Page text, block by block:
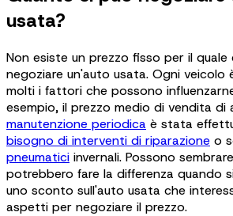
usata?
Non esiste un prezzo fisso per il quale
negoziare un'auto usata. Ogni veicolo
molti i fattori che possono
esempio, il prezzo medio di vendita di
manutenzione periodica è stata
bisogno di interventi di riparazione o
pneumatici invernali. Possono
potrebbero fare la differenza quando
uno sconto sull'auto usata che
aspetti per negoziare il prezzo.